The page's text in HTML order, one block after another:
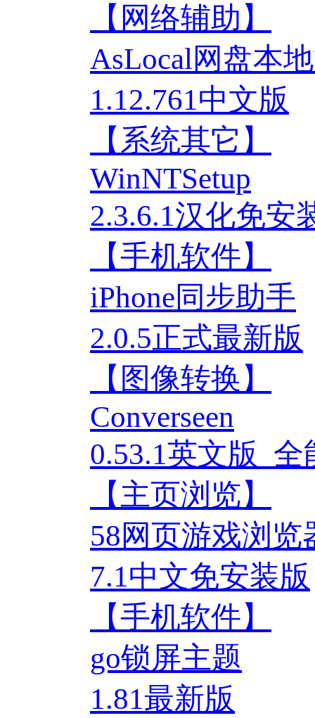
【网络辅助】
AsLocal网盘本
1.12.761中文版
【系统其它】
WinNTSetup
2.3.6.1汉化免安
【手机软件】
iPhone同步助手
2.0.5正式最新版
【图像转换】
Converseen
0.53.1英文版_
【主页浏览】
58网页游戏浏览
7.1中文免安装版
【手机软件】
go锁屏主题
1.81最新版